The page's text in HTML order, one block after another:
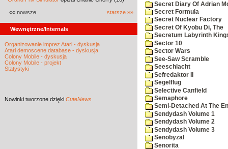
«« nowsze starsze »»
Wewnętrzne/Internals
Organizowanie imprez Atari - dyskusja
Atari demoscene database - dyskusja
Colony Mobile - dyskusja
Colony Mobile - projekt
Statystyki
Nowinki tworzone dzięki CuteNews
Secret Diary Of Adrian
Secret Formula
Secret Nuclear Factory
Secret Of Kyobu Di, The
Secretum Labyrinth
Sector 10
Sector Wars
See-Saw Scramble
Seeschlacht
Sefredaktor II
Segelflug
Selective Canfield
Semaphore
Semi-Detached At The
Sendydash Volume 1
Sendydash Volume 2
Sendydash Volume 3
Senobyzal
Senorita